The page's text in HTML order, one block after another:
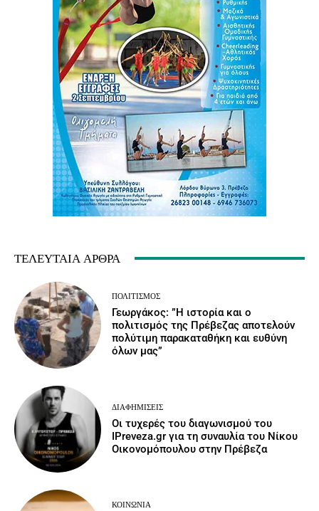
ΤΕΛΕΥΤΑΊΑ ΆΡΘΡΑ
ΠΟΛΙΤΙΣΜΌΣ
Γεωργάκος: ”Η ιστορία και ο
πολιτισμός της Πρέβεζας αποτελούν
πολύτιμη παρακαταθήκη και ευθύνη
όλων μας”
ΔΙΑΦΗΜΊΣΕΙΣ
Οι τυχερές του διαγωνισμού του
IPreveza.gr για τη συναυλία του Νίκου
Οικονομόπουλου στην Πρέβεζα
ΚΟΙΝΩΝΙΑ